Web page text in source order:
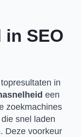
SEO
in
een
zoekmachines
snel laden
Deze voorkeur